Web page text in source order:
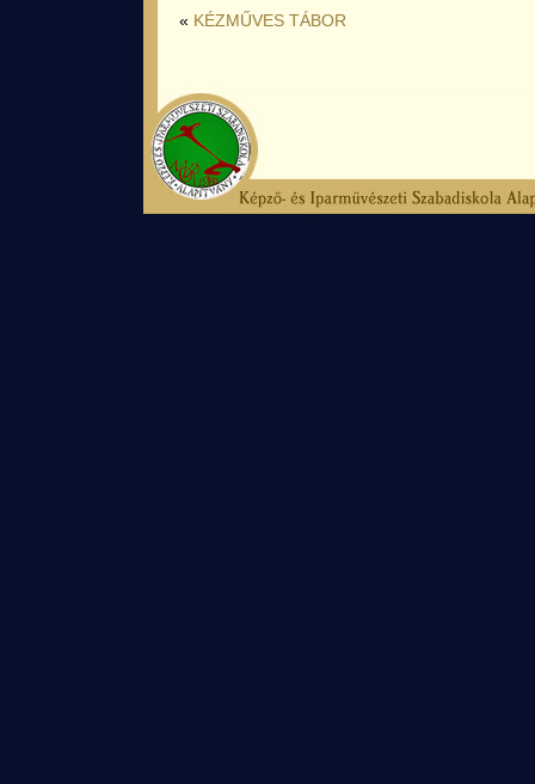
« KÉZMŰVES TÁBOR